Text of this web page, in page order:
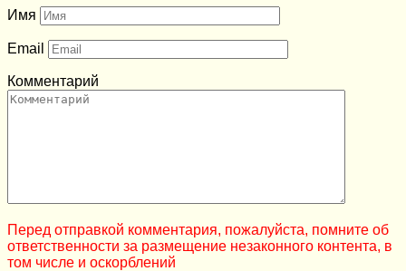
Имя
Email
Комментарий
Перед отправкой комментария, пожалуйста, помните об
ответственности за размещение незаконного контента, в
том числе и оскорблений